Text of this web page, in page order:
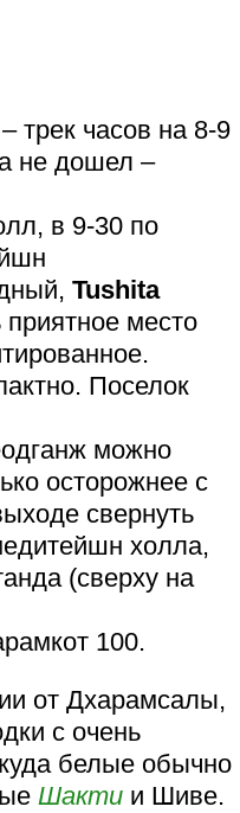
– трек часов на 8-9
не дошел –
в 9-30 по
Tushita
приятное место
Поселок
можно
осторожнее с
свернуть
холла,
(сверху на
100.
от Дхарамсалы,
с очень
белые обычно
Шакти и Шиве.